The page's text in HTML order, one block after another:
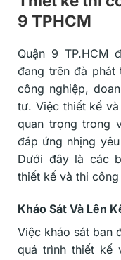
9 TPHCM
Quận 9 TP.HCM
đang trên đà phát
công nghiệp,
tư. Việc thiết kế
quan trọng trong
đáp ứng nhịng
Dưới đây là các
thiết kế và thi
Kháo Sát Và Lên
Việc kháo sát ban
quá trình thiết kế